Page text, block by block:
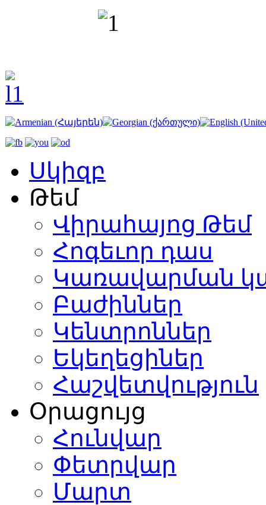
Սկիզբ
Թեմ
Վիրահայոց Թեմ
Հոգեւոր դաս
Կառավարման
Բաժիններ
Կենտրոններ
Եկեղեցիներ
Հաշվետվություն
Օրացույց
Հունվար
Փետրվար
Մարտ